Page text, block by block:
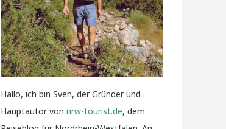
Hallo, ich bin Sven, der Gründer und
Hauptautor von nrw-tourist.de, dem